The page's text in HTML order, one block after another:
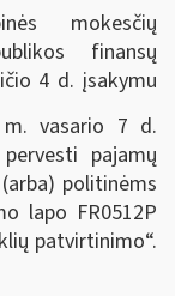
mokesčių
finansų
4 d. įsakymu
m. vasario 7 d.
pajamų
politinėms
lapo FR0512P
patvirtinimo“.